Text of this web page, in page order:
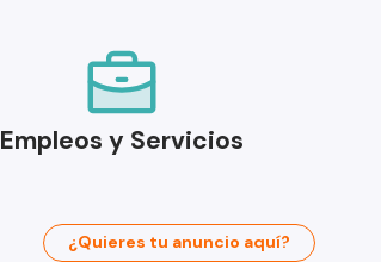
Empleos y Servicios
¿Quieres tu anuncio aquí?